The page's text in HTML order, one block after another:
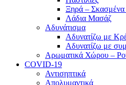
Ξηρά – Σκασμένα
Λάδια Μασάζ
Αδυνάτισμα
Αδυνατίζω με
Αδυνατίζω με
Αρωματικά Χώρου –
COVID-19
Αντισηπτικά
Απολυμαντικά